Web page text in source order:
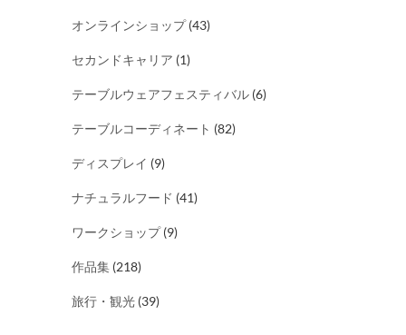
オンラインショップ(43)
セカンドキャリア (1)
テーブルウェアフェスティバル (6)
テーブルコーディネート (82)
ディスプレイ (9)
ナチュラルフード (41)
ワークショップ(9)
作品集 (218)
旅行・観光 (39)